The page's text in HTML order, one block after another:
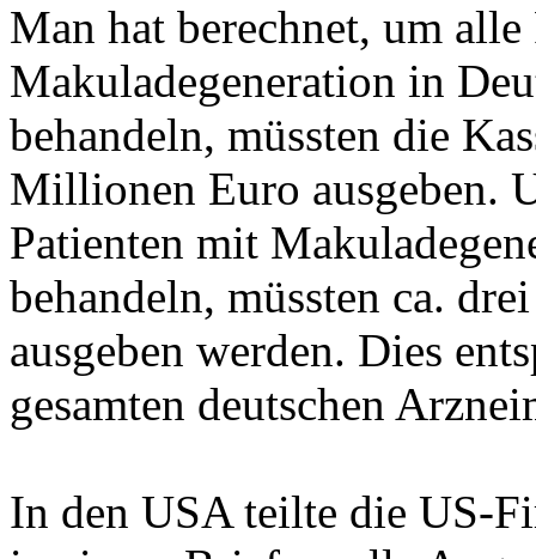
Man hat berechnet, um
Makuladegeneration in
behandeln, müssten die
Millionen Euro ausgeben.
Patienten mit
behandeln, müssten ca.
ausgeben werden. Dies
gesamten deutschen
In den USA teilte die US-